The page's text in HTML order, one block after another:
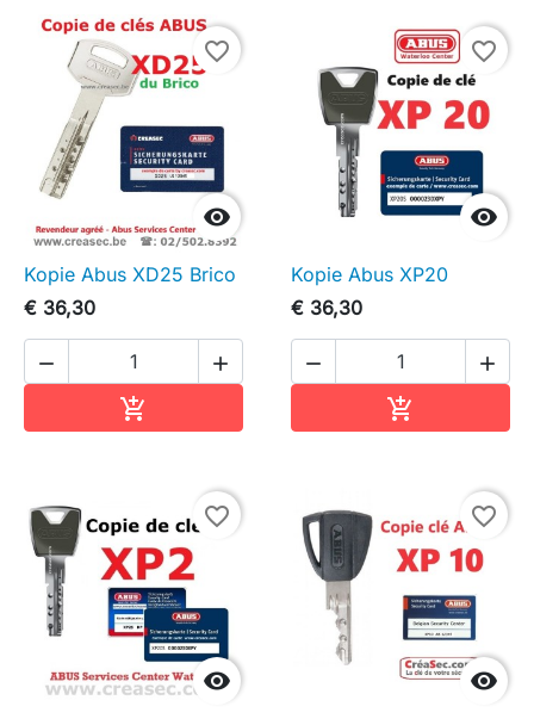

favorite_border
Kopie Abus XD25 Brico
€ 36,30
 


favorite_border
Kopie Abus XP20
€ 36,30
 


favorite_border

favorite_border